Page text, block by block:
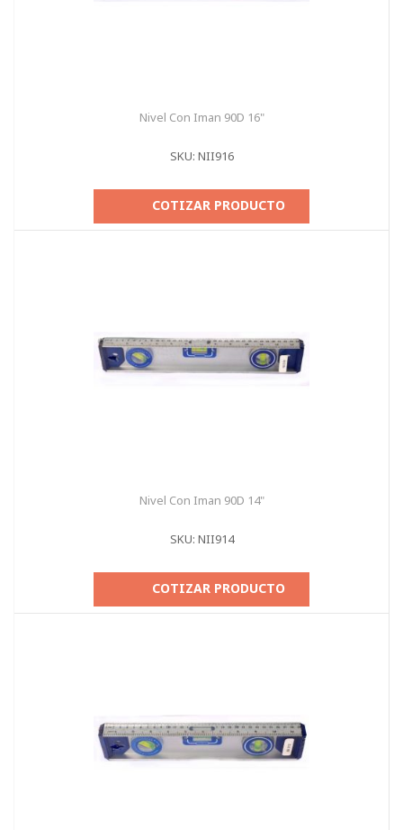
Nivel Con Iman 90D 16"
SKU: NII916
COTIZAR PRODUCTO
Nivel Con Iman 90D 14"
SKU: NII914
COTIZAR PRODUCTO